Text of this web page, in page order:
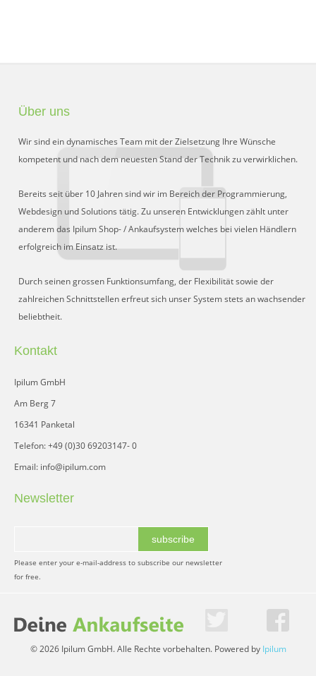
Über uns
Wir sind ein dynamisches Team mit der Zielsetzung Ihre Wünsche
kompetent und nach dem neuesten Stand der Technik zu verwirklichen.
Bereits seit über 10 Jahren sind wir im Bereich der Programmierung,
Webdesign und Solutions tätig. Zu unseren Entwicklungen zählt unter
anderem das Ipilum Shop- / Ankaufsystem welches bei vielen Händlern
erfolgreich im Einsatz ist.
Durch seinen grossen Funktionsumfang, der Flexibilität sowie der
zahlreichen Schnittstellen erfreut sich unser System stets an wachsender
beliebtheit.
Kontakt
Ipilum GmbH
Am Berg 7
16341 Panketal
Telefon: +49 (0)30 69203147- 0
Email: info@ipilum.com
Newsletter
subscribe
Please enter your e-mail-address to subscribe our newsletter
for free.
© 2026 Ipilum GmbH. Alle Rechte vorbehalten. Powered by Ipilum